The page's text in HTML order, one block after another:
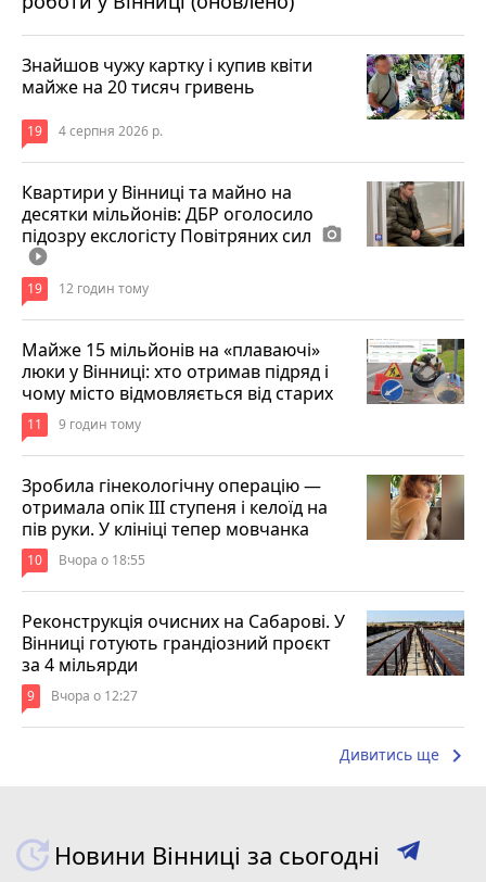
централізоване водовідведення — 9,456 грн/
послуги з централізованого постачання
холодної води (з використанням
внутрішньобудинкових систем) — 8,724 грн/
м³
послуги з централізованого водовідведення
систем) — 9,828 грн/м³
Львов
Водопостачання Водовідведення Разом
Холодна вода Каналізація
10,33 грн./м3 5,40 грн./м3 15,73 грн./м3
Знайшов чужу картку і купив квіти
майже на 20 тисяч гривень
19 4 серпня 2026 р.
Квартири у Вінниці та майно на
десятки мільйонів: ДБР оголосило
підозру екслогісту Повітряних сил photo_camera
play_circle_filled
19 12 годин тому
Майже 15 мільйонів на «плаваючі»
люки у Вінниці: хто отримав підряд і
чому місто відмовляється від старих
11 9 годин тому
Зробила гінекологічну операцію —
отримала опік ІІІ ступеня і келоїд на
пів руки. У клініці тепер мовчанка
10 Вчора о 18:55
Реконструкція очисних на Сабарові. У
Вінниці готують грандіозний проєкт
за 4 мільярди
9 Вчора о 12:27
Дивитись ще keyboard_arrow_right
Новини Вінниці за сьогодні